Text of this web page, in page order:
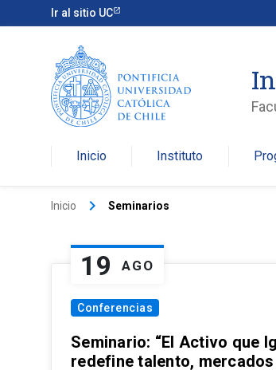
Ir al sitio UC
Inicio Instituto
Inicio keyboard_arrow_right Seminarios
19 AGO
Conferencias
Seminario: “El Activo que
redefine talento,